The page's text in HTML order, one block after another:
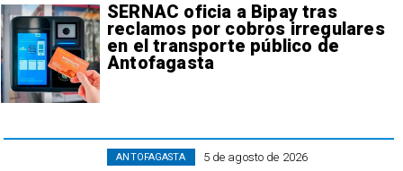
SERNAC oficia a Bipay tras
reclamos por cobros irregulares
en el transporte público de
Antofagasta
5 de agosto de 2026
ANTOFAGASTA